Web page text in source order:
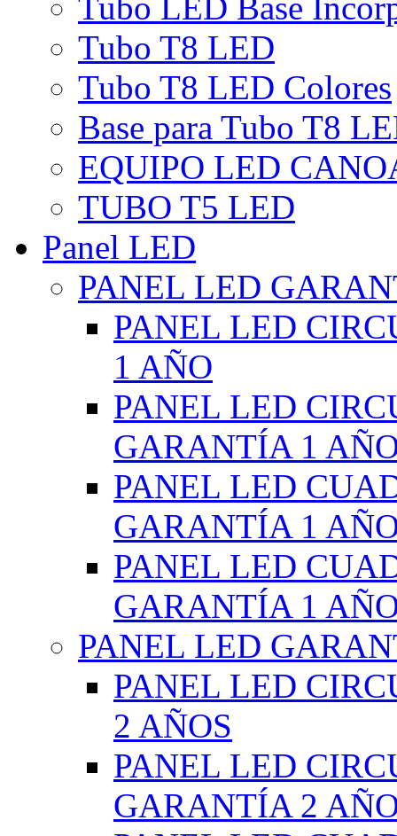
Tubo T8 LED
Tubo T8 LED Colores
Base para Tubo T8
EQUIPO LED
TUBO T5 LED
Panel LED
PANEL LED
PANEL LED
1 AÑO
PANEL LED
GARANTÍA 1
PANEL LED
GARANTÍA 1
PANEL LED
GARANTÍA 1
PANEL LED
PANEL LED
2 AÑOS
PANEL LED
GARANTÍA 2